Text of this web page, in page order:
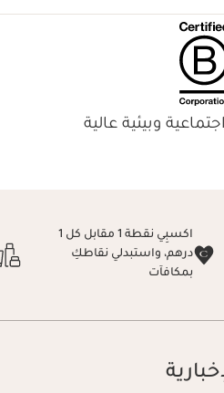
وبيئية عالية
اكسبِي نقطة 1 مقابل كل 1
درهم، واستبدلي نقاطكِ
بمكافآت